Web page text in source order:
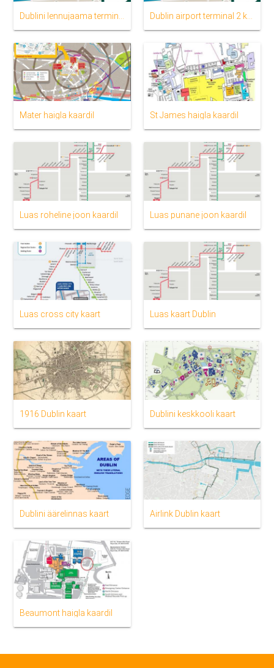
Dublin airport terminal 2 kaarti
Mater haigla kaardil St James haigla kaardil
Luas roheline joon kaardil Luas punane joon kaardil
Luas cross city kaart Luas kaart Dublin
1916 Dublin kaart Dublini keskkooli kaart
Dublini äärelinnas kaart Airlink Dublin kaart
Beaumont haigla kaardil